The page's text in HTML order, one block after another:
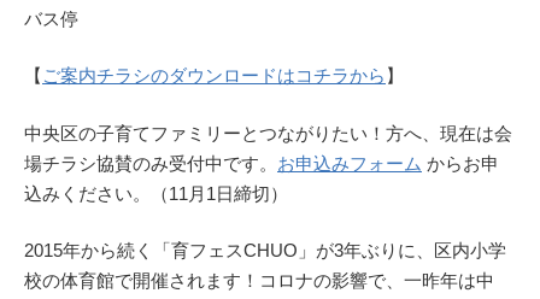
バス停
【 ご案内チラシのダウンロードはコチラから 】
中央区の子育てファミリーとつながりたい！方へ、現在は会
場チラシ協賛のみ受付中です。 お申込みフォーム からお申
込みください。（11月1日締切）
2015年から続く「育フェスCHUO」が3年ぶりに、区内小学
校の体育館で開催されます！コロナの影響で、一昨年は中